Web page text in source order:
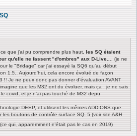
que j'ai pu comprendre plus haut, les SQ étaient
qu'elle ne fassent "d'ombres" aux D-Live..
.. (je ne
le "Bridage" car j'ai essayé la SQ6 qu'au début
1.5.. Aujourd'hui, cela encore évolué de façon
!! Je ne peux donc pas donner d'évaluation AVANT
que les M32 ont du évoluer, mais ça , je ne sais
covid, et je n'ai pas touché de M32 depu
DEEP, et utilisent les mêmes ADD-ONS que
les boutons de contrôle surface SQ. 5 (voir site A&H
qui, apparemment n'était pas le cas en 2019)